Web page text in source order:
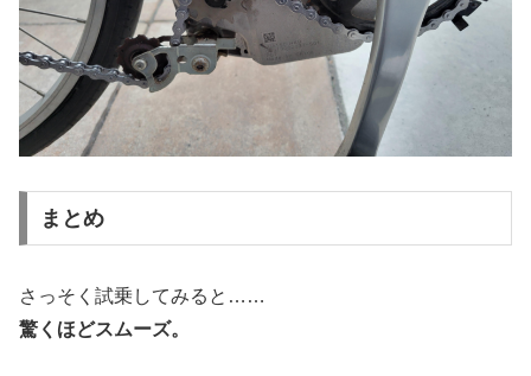
まとめ
さっそく試乗してみると……
驚くほどスムーズ。